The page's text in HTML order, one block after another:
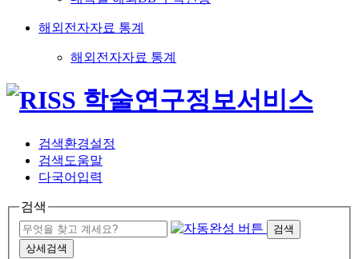
해외전자자료 통계
해외전자자료 통계
검색환경설정
검색도움말
다국어입력
검색
검색
상세검색